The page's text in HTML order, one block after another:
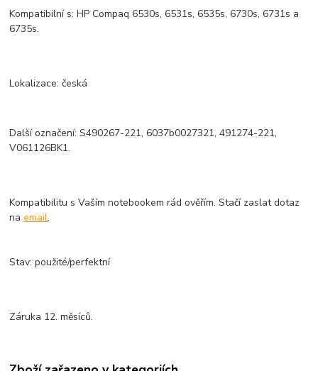
Kompatibilní s: HP Compaq 6530s, 6531s, 6535s, 6730s, 6731s a
6735s.
Lokalizace: česká
Další označení: S490267-221, 6037b0027321, 491274-221,
V061126BK1.
Kompatibilitu s Vaším notebookem rád ověřím. Stačí zaslat dotaz
naemail.
Stav: použité/perfektní
Záruka 12. měsíců.